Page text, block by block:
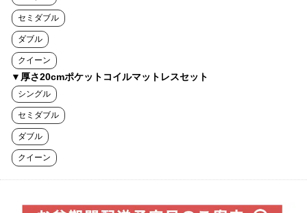
セミダブル
ダブル
クイーン
▼厚さ20cmポケットコイルマットレスセット
シングル
セミダブル
ダブル
クイーン